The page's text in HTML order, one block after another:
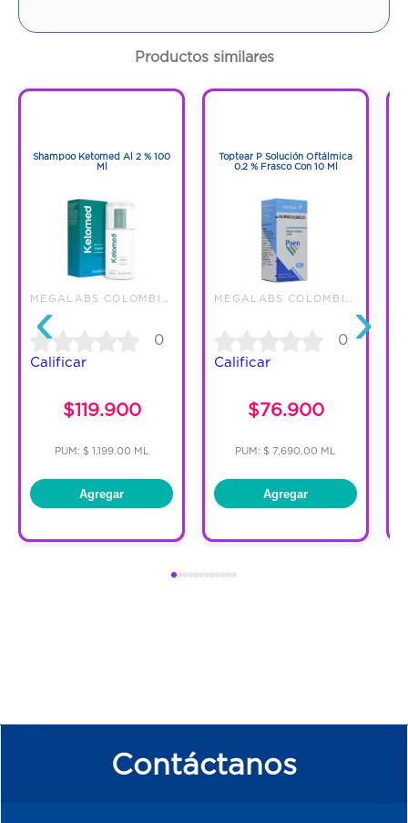
Productos similares
‹
Shampoo Ketomed Al 2 % 100
Ml
0
Calificar
$119.900
PUM: $ 1,199.00 ML
Agregar
Toptear P Solución Oftálmica
0.2 % Frasco Con 10 Ml
0
Calificar
$76.900
PUM: $ 7,690.00 ML
Agregar
›
Contáctanos